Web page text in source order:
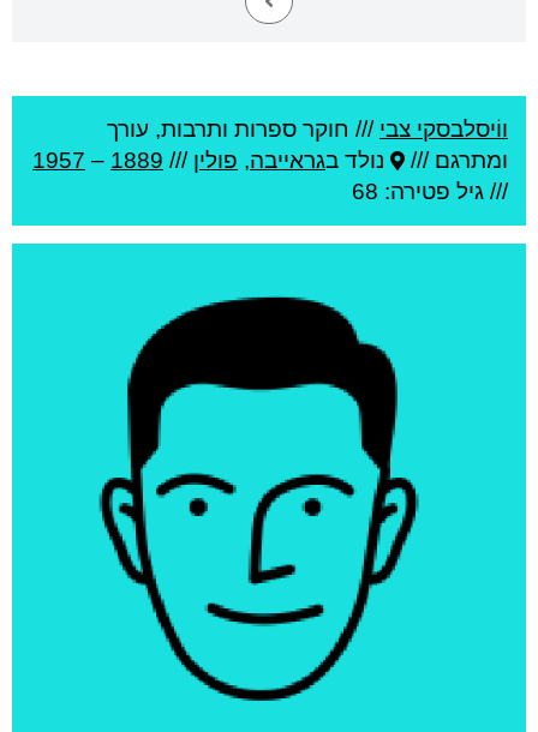
ווֹיסלבסקי צבי /// חוקר ספרות ותרבות, עורך
ומתרגם ///
נולד בגראייבה, פולין ///
1889
–
1957
/// גיל פטירה: 68